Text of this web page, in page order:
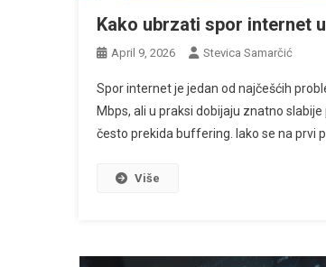
Kako ubrzati spor internet
April 9, 2026 Stevica Samarčić
Spor internet je jedan od najčešćih
Mbps, ali u praksi dobijaju znatno
često prekida buffering. Iako se na prvi
Više